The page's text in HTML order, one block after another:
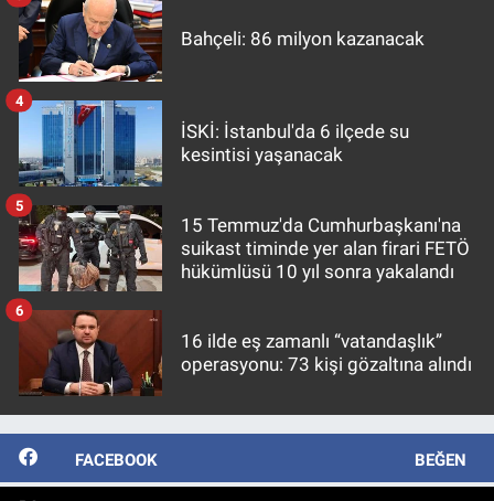
Bahçeli: 86 milyon kazanacak
İSKİ: İstanbul'da 6 ilçede su
kesintisi yaşanacak
4
15 Temmuz'da Cumhurbaşkanı'na
suikast timinde yer alan firari FETÖ
hükümlüsü 10 yıl sonra yakalandı
5
16 ilde eş zamanlı “vatandaşlık”
operasyonu: 73 kişi gözaltına alındı
6
FACEBOOK BEĞEN